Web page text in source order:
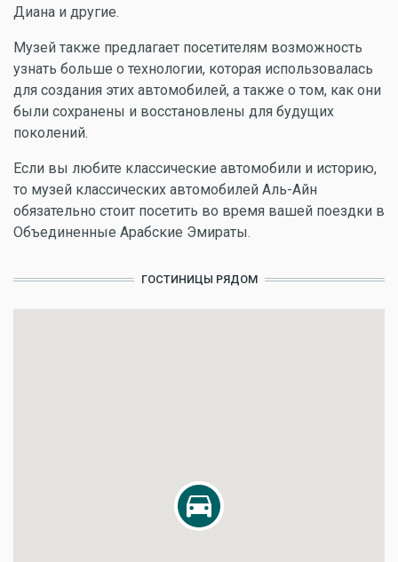
Диана и другие.
Музей также предлагает посетителям возможность
узнать больше о технологии, которая использовалась
для создания этих автомобилей, а также о том, как они
были сохранены и восстановлены для будущих
поколений.
Если вы любите классические автомобили и историю,
то музей классических автомобилей Аль-Айн
обязательно стоит посетить во время вашей поездки в
Объединенные Арабские Эмираты.
ГОСТИНИЦЫ РЯДОМ